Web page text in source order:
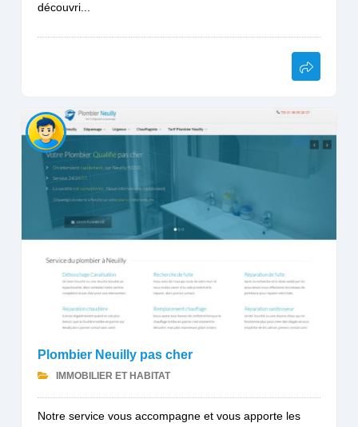
découvri...
Plombier Neuilly pas cher
IMMOBILIER ET HABITAT
Notre service vous accompagne et vous apporte les